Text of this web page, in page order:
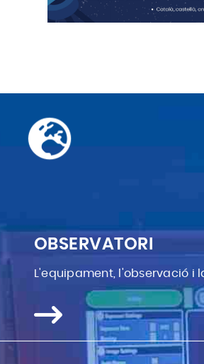
OBSERVATORI
L'equipament, l'observació i